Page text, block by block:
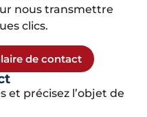
nous transmettre
clics.
de contact
et précisez l’objet de